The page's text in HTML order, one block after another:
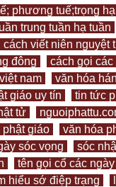
phương tuế;trọng hạ
trung tuần hạ tuần
cách viết niên nguyệt
đông cách gọi các
nam văn hóa
giáo uy tín tin tức
tử
phật giáo văn hóa
sóc vọng
sóc
tên gọi cổ các
hiểu sớ điệp trạng